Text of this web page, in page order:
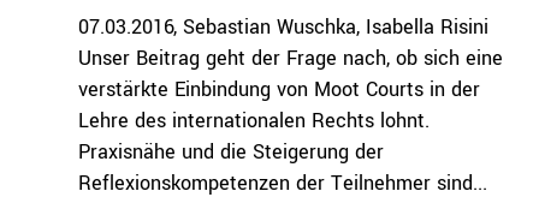
07.03.2016 Sebastian Wuschka Isabella Risini
Unser Beitrag geht der Frage nach, ob sich eine
verstärkte Einbindung von Moot Courts in der
Lehre des internationalen Rechts lohnt.
Praxisnähe und die Steigerung der
Reflexionskompetenzen der Teilnehmer sind...